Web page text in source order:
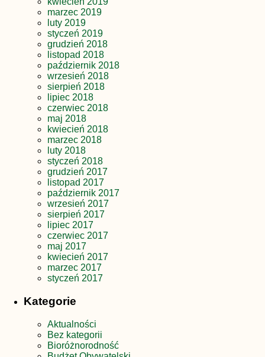
marzec 2019
luty 2019
styczeń 2019
grudzień 2018
listopad 2018
październik 2018
wrzesień 2018
sierpień 2018
lipiec 2018
czerwiec 2018
maj 2018
kwiecień 2018
marzec 2018
luty 2018
styczeń 2018
grudzień 2017
listopad 2017
październik 2017
wrzesień 2017
sierpień 2017
lipiec 2017
czerwiec 2017
maj 2017
kwiecień 2017
marzec 2017
styczeń 2017
Kategorie
Aktualności
Bez kategorii
Bioróżnorodność